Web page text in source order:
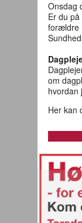
Onsdag
Er du
forældre
om
hvordan
Her kan